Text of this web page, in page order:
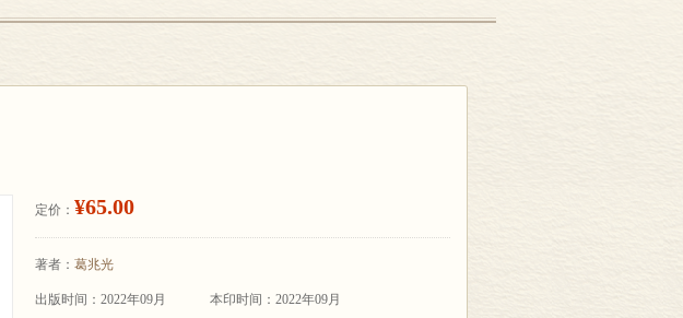
定价： ¥65.00
著者： 葛兆光
出版时间：2022年09月 本印时间：2022年09月